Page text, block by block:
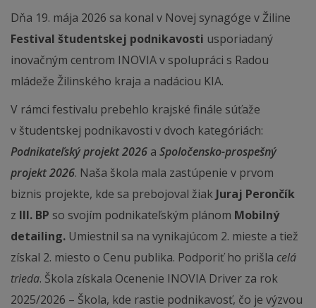
Dňa 19. mája 2026 sa konal v Novej synagóge v Žiline
Festival študentskej podnikavosti usporiadaný
inovačným centrom INOVIA v spolupráci s Radou
mládeže Žilinského kraja a nadáciou KIA.
V rámci festivalu prebehlo krajské finále súťaže
v študentskej podnikavosti v dvoch kategóriách:
Podnikateľský projekt 2026 a Spoločensko-prospešný
projekt 2026. Naša škola mala zastúpenie v prvom
biznis projekte, kde sa prebojoval žiak Juraj Perončík
z III. BP so svojím podnikateľským plánom Mobilný
detailing. Umiestnil sa na vynikajúcom 2. mieste a tiež
získal 2. miesto o Cenu publika. Podporiť ho prišla celá
trieda. Škola získala Ocenenie INOVIA Driver za rok
2025/2026 – Škola, kde rastie podnikavosť, čo je výzvou